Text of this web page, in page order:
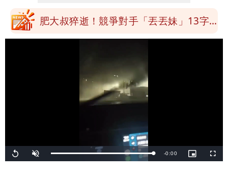
「當台灣人金魚腦？」
肥大叔猝逝！競爭對手「丟丟妹」13字
舉 停用誰負責？
「民間買到1500萬劑BNT補疫苗缺
口」 徐巧芯：民進黨當年刻意阻擋
批綠藉慈濟遭詐「洗記憶」 張彤：疫苗
荒3+11台灣人沒有失憶
慈濟遭詐｜陳時中要別人道歉 黃建賓：
你敢不敢先面對自己責任
「小英男孩」涉貪洗錢起訴8個月首出
Replay Unmute Loaded:
100.00%
Remaining
-0:00
Picture-
in-